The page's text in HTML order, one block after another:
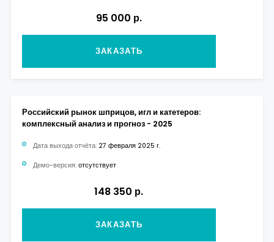
95 000 р.
ЗАКАЗАТЬ
Российский рынок шприцов, игл и катетеров:
комплексный анализ и прогноз - 2025
Дата выхода отчёта: 27 февраля 2025 г.
Демо-версия: отсутствует
148 350 р.
ЗАКАЗАТЬ